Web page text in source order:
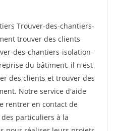
Trouver-des-chantiers-
trouver des clients
des-chantiers-isolation-
du bâtiment, il n'est
des clients et trouver des
Notre service d'aide
rentrer en contact de
particuliers à la